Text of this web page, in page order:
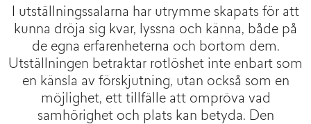
I utställningssalarna har utrymme skapats för att
kunna dröja sig kvar, lyssna och känna, både på
de egna erfarenheterna och bortom dem.
Utställningen betraktar rotlöshet inte enbart som
en känsla av förskjutning, utan också som en
möjlighet, ett tillfälle att ompröva vad
samhörighet och plats kan betyda. Den